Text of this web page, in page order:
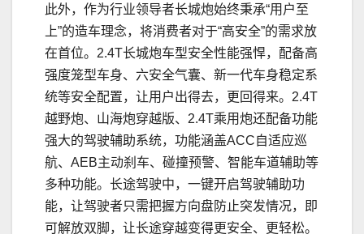
此外，作为行业领导者长城炮始终秉承“用户至
上”的造车理念，将消费者对于“高安全”的需求放
在首位。2.4T长城炮车型安全性能强悍，配备高
强度笼型车身、六安全气囊、新一代车身稳定系
统等安全配置，让用户出得去，更回得来。2.4T
越野炮、山海炮穿越版、2.4T乘用炮还配备功能
强大的驾驶辅助系统，功能涵盖ACC自适应巡
航、AEB主动刹车、碰撞预警、智能车道辅助等
多种功能。长途驾驶中，一键开启驾驶辅助功
能，让驾驶者只需把握方向盘防止突发情况，即
可解放双脚，让长途穿越变得更安全、更轻松。